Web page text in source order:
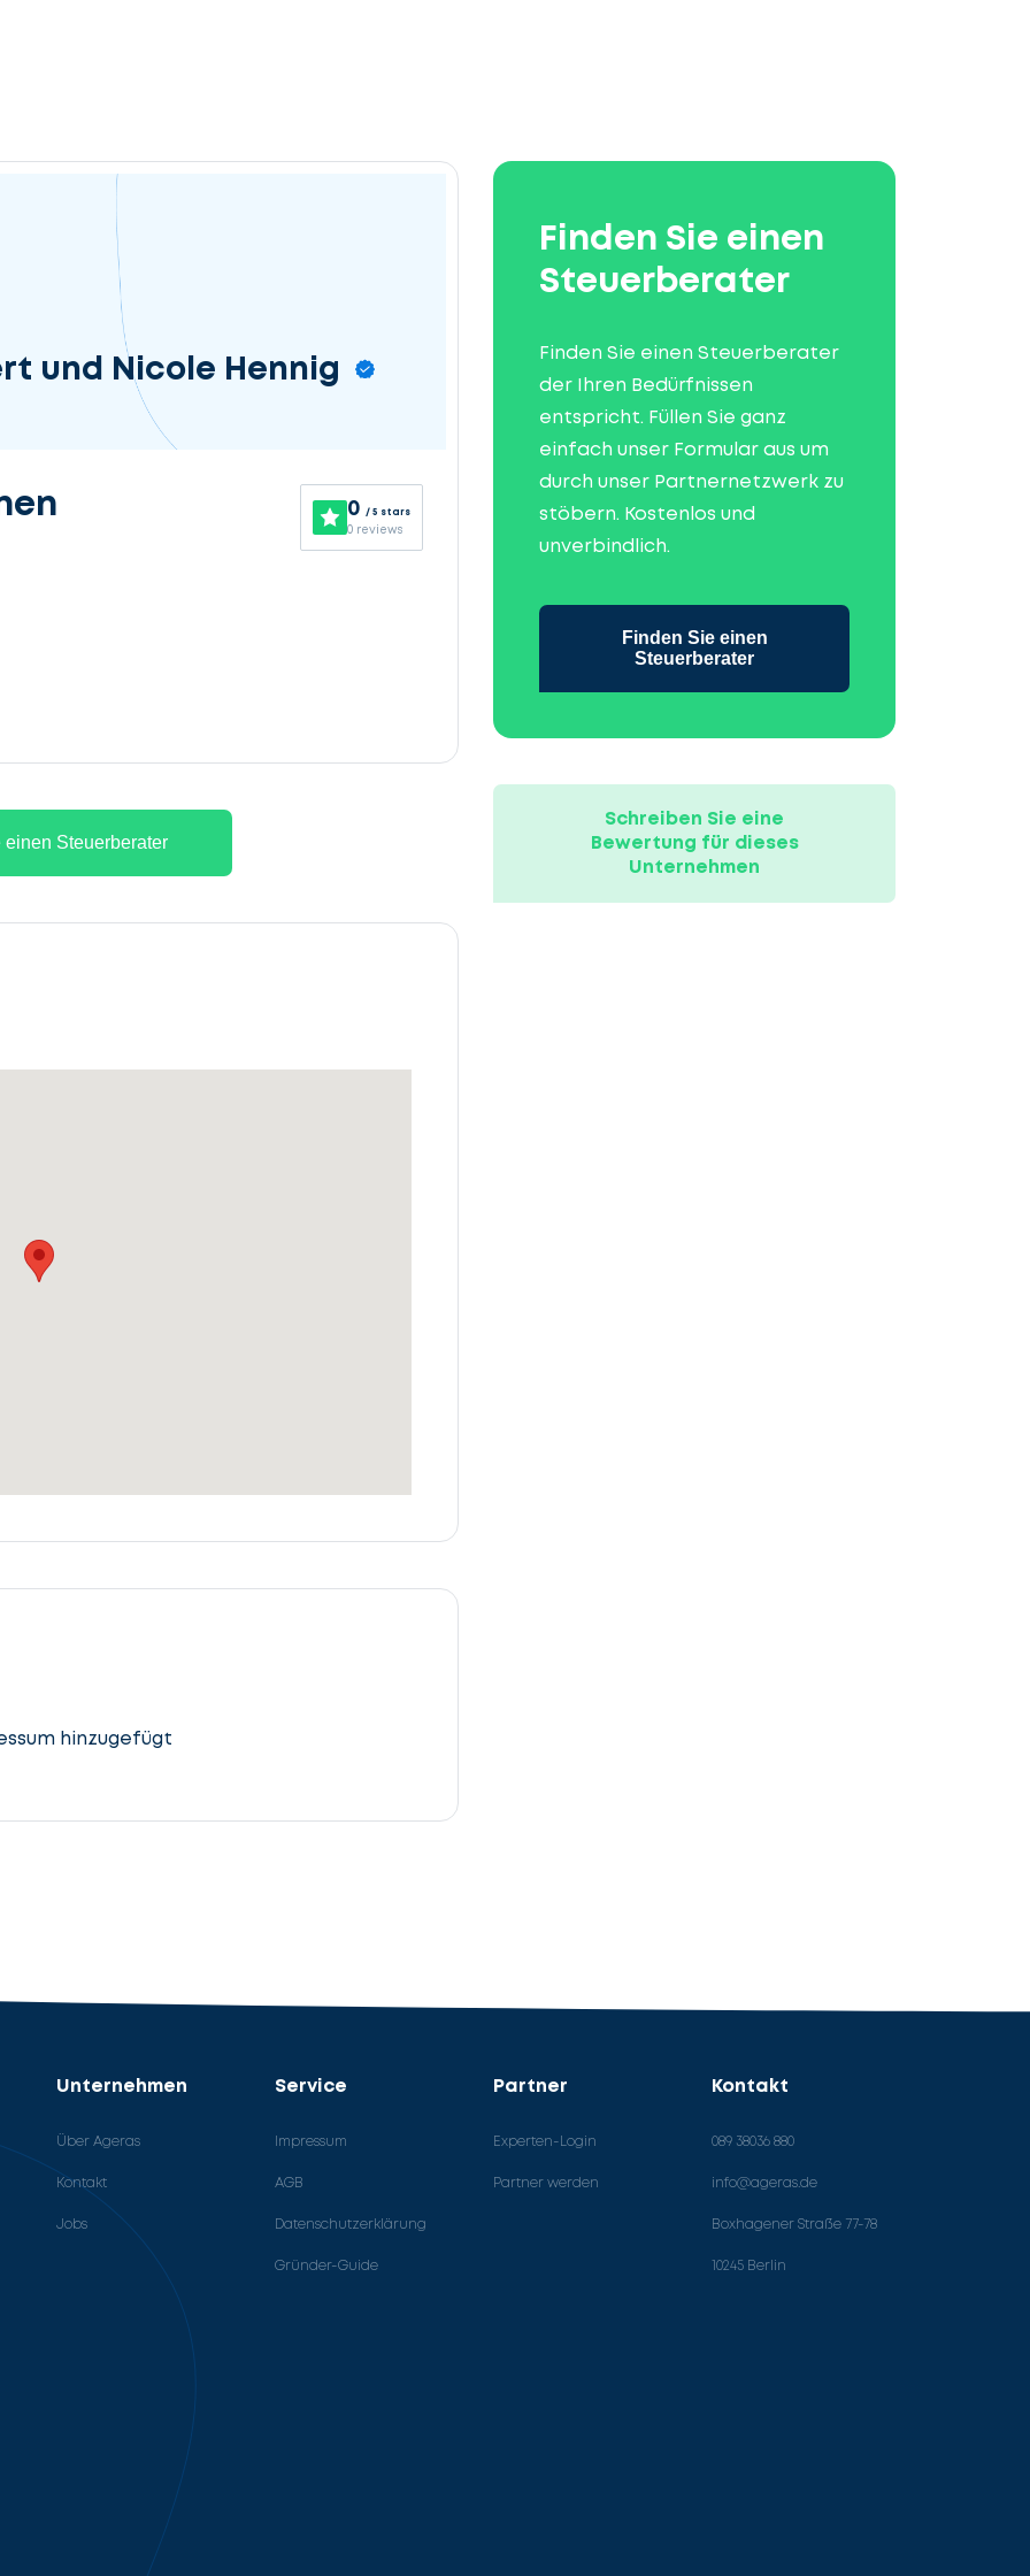
und Nicole Hennig
0 / 5 stars
0 reviews
einen Steuerberater
hinzugefügt
Finden Sie einen
Steuerberater
Finden Sie einen Steuerberater
der Ihren Bedürfnissen
entspricht. Füllen Sie ganz
einfach unser Formular aus um
durch unser Partnernetzwerk zu
stöbern. Kostenlos und
unverbindlich.
Finden Sie einen
Steuerberater
Schreiben Sie eine
Bewertung für dieses
Unternehmen
Unternehmen
Über Ageras
Kontakt
Jobs
Service
Impressum
AGB
Datenschutzerklärung
Gründer-Guide
Partner
Experten-Login
Partner werden
Kontakt
089 38036 880
info@ageras.de
Boxhagener Straße 77-78
10245 Berlin